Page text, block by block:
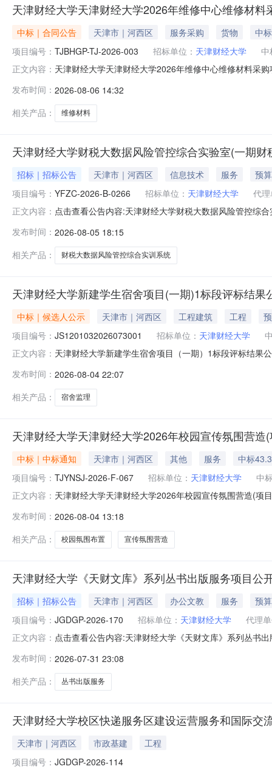
天津财经大学天津财经大学2026年维修中心维修材
中标｜合同公告 天津市｜河西区 服务采购 货物
中
项目编号： TJBHGP-TJ-2026-003 招标单位： 天津财经大学
中
正文内容： 天津财经大学天津财经大学2026年维修中心维修材料采
维修中心维修材料采购项目_第1包五、合同主体采购人
发布时间： 2026-08-06 14:32
相关产品：
维修材料
天津财经大学财税大数据风险管控综合实验室(一期
招标｜招标公告 天津市｜河西区 信息技术 服务
预
项目编号： YFZC-2026-B-0266 招标单位： 天津财经大学
代
正文内容： 点击查看公告内容:天津财经大学财税大数据风险管控综
发布时间： 2026-08-05 18:15
相关产品：
财税大数据风险管控综合实训系统
天津财经大学新建学生宿舍项目(一期)1标段评标结果
中标｜候选人公示 天津市｜河西区 工程建筑 工程
项目编号： JS1201032026073001 招标单位： 天津财经大学
正文内容： 天津财经大学新建学生宿舍项目（一期）1标段评标结果
大学新建学生宿舍项目（一期）监理公示发布时间：
发布时间： 2026-08-04 22:07
相关产品：
宿舍监理
天津财经大学天津财经大学2026年校园宣传氛围营
中标｜中标通知 天津市｜河西区 其他 服务
中标
项目编号： TJYNSJ-2026-F-067 招标单位： 天津财经大学
中
正文内容： 天津财经大学天津财经大学2026年校园宣传氛围营造(
应商名称供应商地址统一社会信用代码企业办公电话中
发布时间： 2026-08-04 13:18
相关产品：
校园氛围布置 宣传氛围营造
天津财经大学《天财文库》系列丛书出版服务项目公
招标｜招标公告 天津市｜河西区 办公文教 服务
预
项目编号： JGDGP-2026-170 招标单位： 天津财经大学
代理
正文内容： 点击查看公告内容:天津财经大学《天财文库》系列丛书
发布时间： 2026-07-31 23:08
相关产品：
丛书出版服务
天津财经大学校区快递服务区建设运营服务和国际交
天津市｜河西区 市政基建
工程
项目编号： JGDGP-2026-114